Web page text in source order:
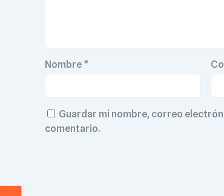
Nombre *
Guardar mi nombre, correo
comentario.